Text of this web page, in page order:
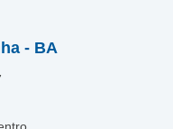
- BA